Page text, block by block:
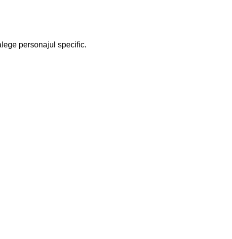
personajul specific.